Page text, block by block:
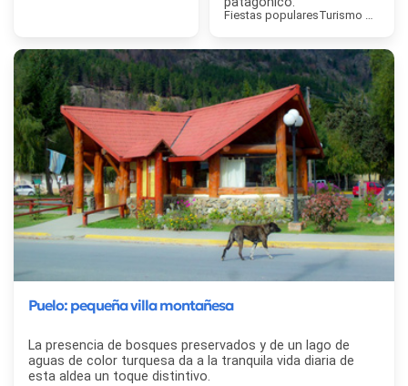
Fiestas popularesTurismo
Puelo: pequeña villa montañesa
La presencia de bosques preservados y de un lago de
aguas de color turquesa da a la tranquila vida diaria de
esta aldea un toque distintivo.